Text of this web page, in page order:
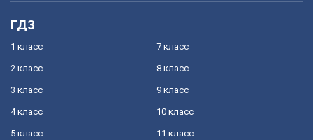
ГДЗ
1 класс
2 класс
3 класс
4 класс
5 класс
7 класс
8 класс
9 класс
10 класс
11 класс